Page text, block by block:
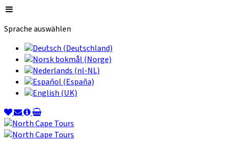
Sprache auswählen